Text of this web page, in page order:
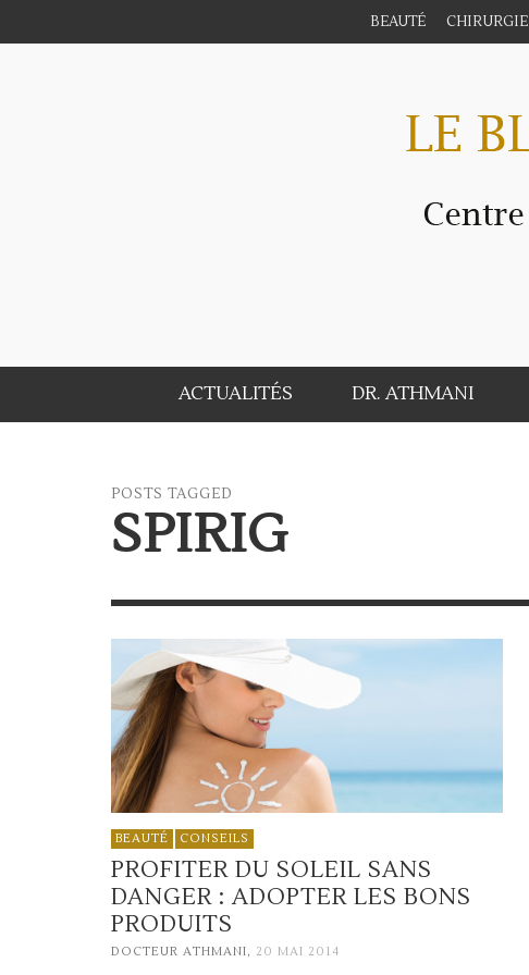
BEAUTÉ CHIRURGIE
ACTUALITÉS DR. ATHMANI
POSTS TAGGED
SPIRIG
BEAUTÉ CONSEILS
PROFITER DU SOLEIL SANS
DANGER : ADOPTER LES BONS
PRODUITS
DOCTEUR ATHMANI, 20 MAI 2014